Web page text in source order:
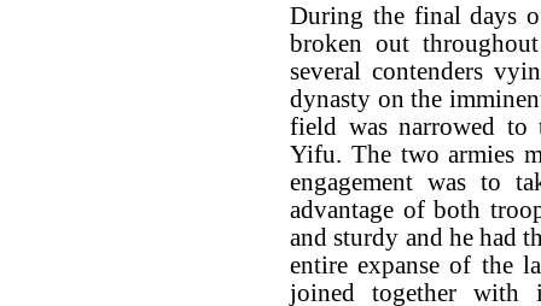
During the final days
broken out
several contenders
dynasty on the
field was narrowed to
Yifu. The two armies
engagement was to
advantage of both
and sturdy and he had
entire expanse of the
joined together with